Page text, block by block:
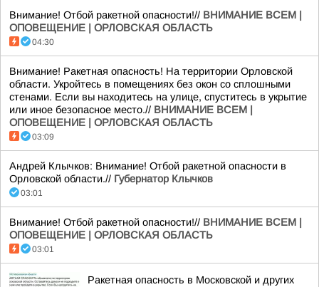
Внимание! Отбой ракетной опасности!// ВНИМАНИЕ ВСЕМ |
ОПОВЕЩЕНИЕ | ОРЛОВСКАЯ ОБЛАСТЬ
04:30
Внимание! Ракетная опасность! На территории Орловской
области. Укройтесь в помещениях без окон со сплошными
стенами. Если вы находитесь на улице, спуститесь в укрытие
или иное безопасное место.// ВНИМАНИЕ ВСЕМ |
ОПОВЕЩЕНИЕ | ОРЛОВСКАЯ ОБЛАСТЬ
03:09
Андрей Клычков: Внимание! Отбой ракетной опасности в
Орловской области.// Губернатор Клычков
03:01
Внимание! Отбой ракетной опасности!// ВНИМАНИЕ ВСЕМ |
ОПОВЕЩЕНИЕ | ОРЛОВСКАЯ ОБЛАСТЬ
03:01
Ракетная опасность в Московской и других